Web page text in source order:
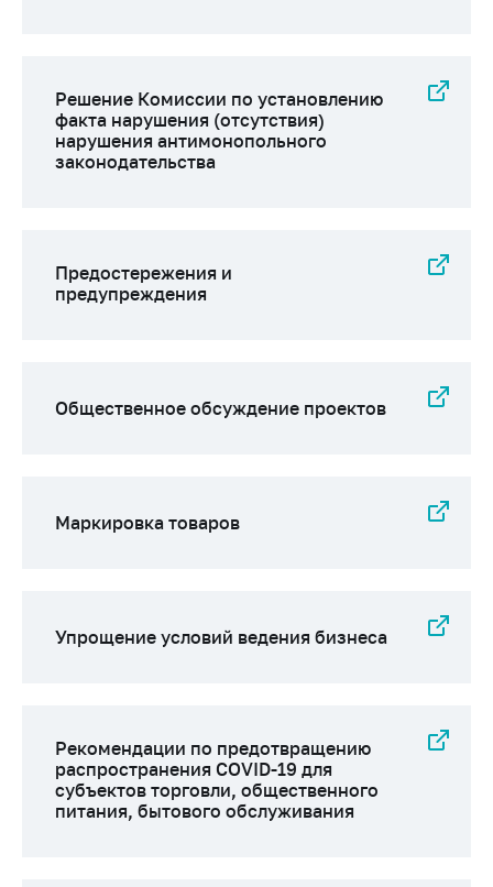
Решение Комиссии по установлению
факта нарушения (отсутствия)
нарушения антимонопольного
законодательства
Предостережения и
предупреждения
Общественное обсуждение проектов
Маркировка товаров
Упрощение условий ведения бизнеса
Рекомендации по предотвращению
распространения COVID-19 для
субъектов торговли, общественного
питания, бытового обслуживания